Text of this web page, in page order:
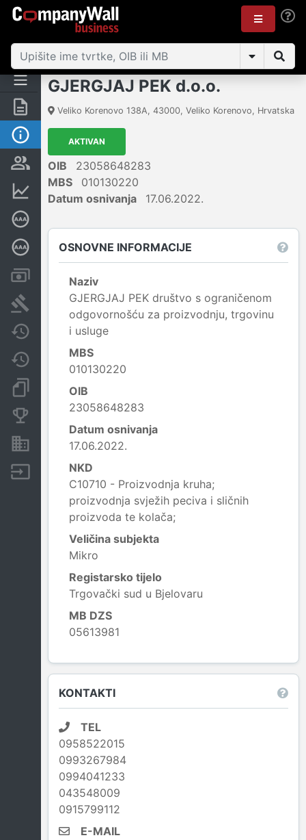
Sažetak
Osobe i vlasništvo
Dubinska bonitetna ocjena
Računi i blokade
Sudske objave
Javne nabavke
Promjene
Dokumenti i objave
Konkurentske tvrtke
Nekretnine i imovina
GJERGJAJ PEK d.o.o.
Veliko Korenovo 138A, 43000, Veliko Korenovo, Hrvatska
AKTIVAN
OIB
23058648283
MBS
010130220
Datum osnivanja
17.06.2022.
OSNOVNE INFORMACIJE
Naziv
GJERGJAJ PEK društvo s ograničenom
odgovornošću za proizvodnju, trgovinu
i usluge
MBS
010130220
OIB
23058648283
Datum osnivanja
17.06.2022.
NKD
C10710 - Proizvodnja kruha;
proizvodnja svježih peciva i sličnih
proizvoda te kolača;
Veličina subjekta
Mikro
Registarsko tijelo
Trgovački sud u Bjelovaru
MB DZS
05613981
KONTAKTI
TEL
0958522015
0993267984
0994041233
043548009
0915799112
E-MAIL